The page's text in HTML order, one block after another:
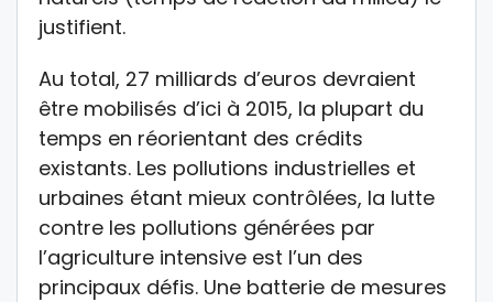
justifient.
Au total, 27 milliards d’euros devraient
être mobilisés d’ici à 2015, la plupart du
temps en réorientant des crédits
existants. Les pollutions industrielles et
urbaines étant mieux contrôlées, la lutte
contre les pollutions générées par
l’agriculture intensive est l’un des
principaux défis. Une batterie de mesures